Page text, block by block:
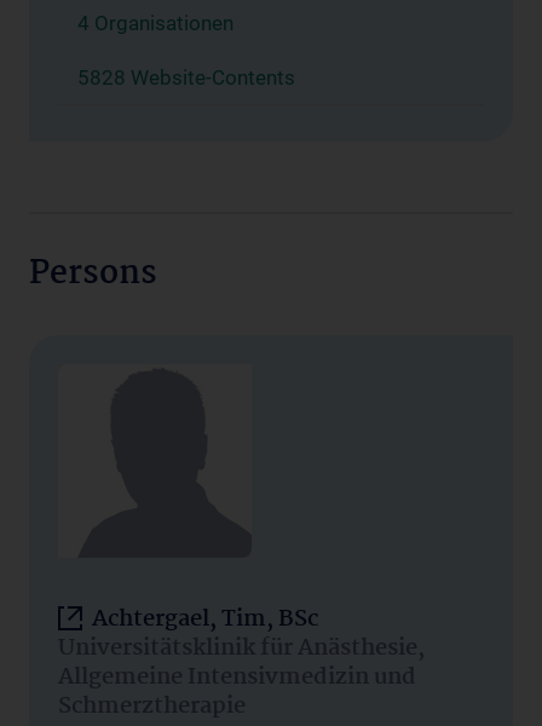
4 Organisationen
5828 Website-Contents
Persons
Achtergael, Tim, BSc
Universitätsklinik für Anästhesie,
Allgemeine Intensivmedizin und
Schmerztherapie